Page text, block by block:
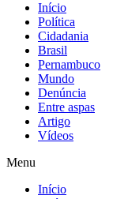
Início
Política
Cidadania
Brasil
Pernambuco
Mundo
Denúncia
Entre aspas
Artigo
Vídeos
Menu
Início